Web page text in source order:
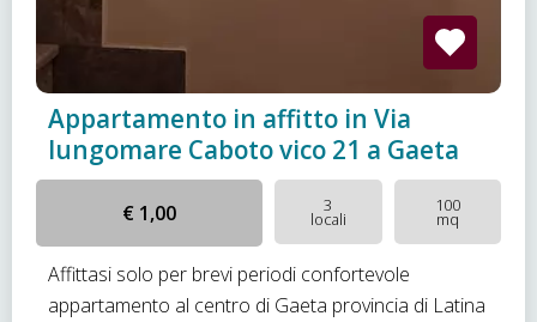
Appartamento in affitto in Via
lungomare Caboto vico 21 a Gaeta
€ 1,00 3
locali
100
mq
Affittasi solo per brevi periodi confortevole
appartamento al centro di Gaeta provincia di Latina